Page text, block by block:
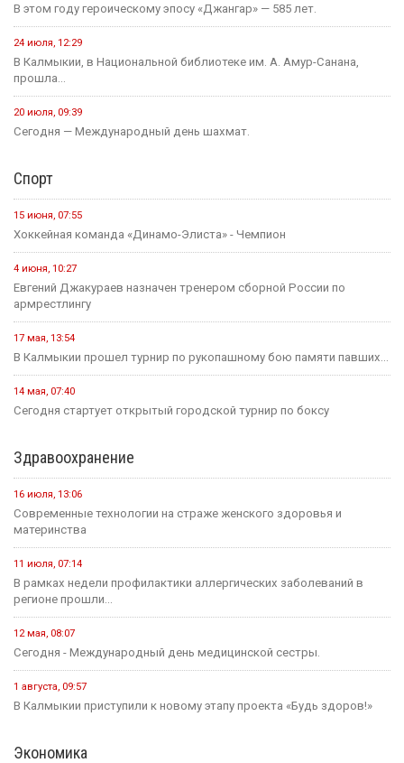
В этом году героическому эпосу «Джангар» — 585 лет.
24 июля, 12:29
В Калмыкии, в Национальной библиотеке им. А. Амур-Санана,
прошла...
20 июля, 09:39
Сегодня — Международный день шахмат.
Спорт
15 июня, 07:55
Хоккейная команда «Динамо-Элиста» - Чемпион
4 июня, 10:27
Евгений Джакураев назначен тренером сборной России по
армрестлингу
17 мая, 13:54
В Калмыкии прошел турнир по рукопашному бою памяти павших...
14 мая, 07:40
Сегодня стартует открытый городской турнир по боксу
Здравоохранение
16 июля, 13:06
Современные технологии на страже женского здоровья и
материнства
11 июля, 07:14
В рамках недели профилактики аллергических заболеваний в
регионе прошли...
12 мая, 08:07
Сегодня - Международный день медицинской сестры.
1 августа, 09:57
В Калмыкии приступили к новому этапу проекта «Будь здоров!»
Экономика